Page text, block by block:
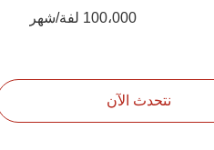
100،000 لفة/شهر
نتحدث الآن